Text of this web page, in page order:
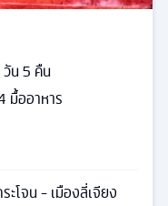
วัน5 คืน
มื้ออาหาร
ะโจน - เมืองลี่เจียง